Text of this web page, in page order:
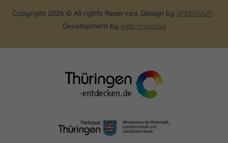
Copyright 2026 © All rights Reserved. Design by SPEEDUUP ·
Development by web-crossing